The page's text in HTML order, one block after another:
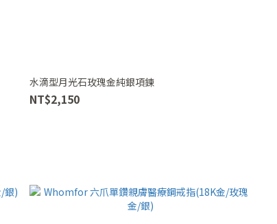
水滴型月光石玫瑰金純銀項鍊
NT$2,150